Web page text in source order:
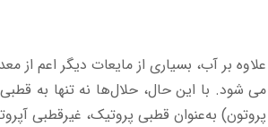
علاوه بر آب، بسیاری از مایعات دیگر اعم از
می شود. با این حال، حلال‌ها نه تنها به
پروتون) به‌عنوان قطبی پروتیک، غیرقطبی